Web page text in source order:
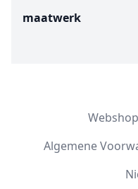
maatwerk
Webshop
Algemene